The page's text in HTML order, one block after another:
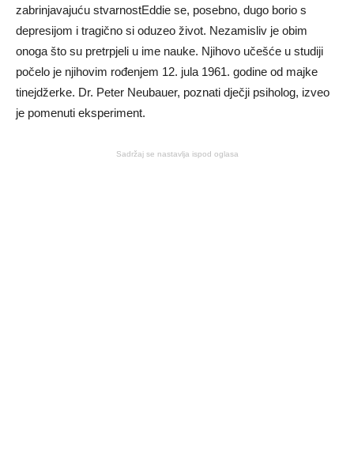
zabrinjavajuću stvarnostEddie se, posebno, dugo borio s
depresijom i tragično si oduzeo život. Nezamisliv je obim
onoga što su pretrpjeli u ime nauke. Njihovo učešće u studiji
počelo je njihovim rođenjem 12. jula 1961. godine od majke
tinejdžerke. Dr. Peter Neubauer, poznati dječji psiholog, izveo
je pomenuti eksperiment.
Sadržaj se nastavlja ispod oglasa